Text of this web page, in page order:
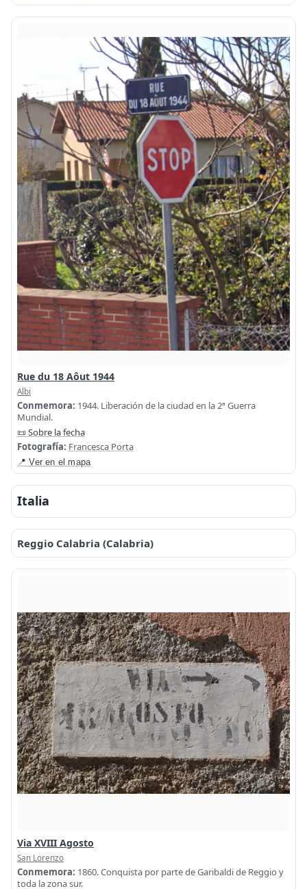
Rue du 18 Aôut 1944
Albi
Conmemora: 1944. Liberación de la ciudad en la 2ª Guerra
Mundial.
📜 Sobre la fecha
Fotografía: Francesca Porta
📍 Ver en el mapa
Italia
Reggio Calabria (Calabria)
Via XVIII Agosto
San Lorenzo
Conmemora: 1860. Conquista por parte de Garibaldi de Reggio y
toda la zona sur.